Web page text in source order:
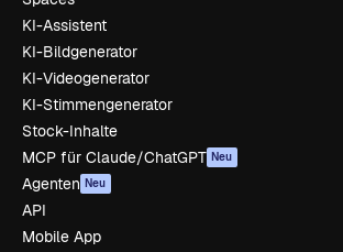
KI-Assistent
KI-Bildgenerator
KI-Videogenerator
KI-Stimmengenerator
Stock-Inhalte
MCP für Claude/ChatGPT Neu
Agenten Neu
API
Mobile App